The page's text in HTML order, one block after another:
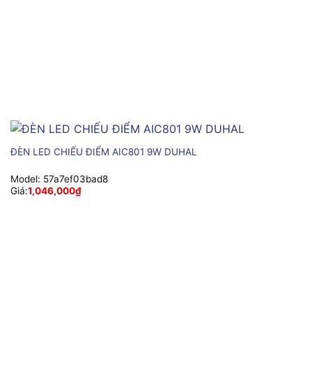
ĐÈN LED CHIẾU ĐIỂM AIC801 9W DUHAL
Model: 57a7ef03bad8
Giá:1,046,000₫